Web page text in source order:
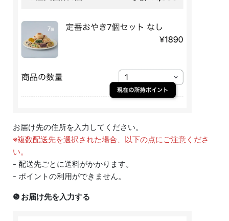
お届け先の住所を入力してください。
※複数配送先を選択された場合、以下の点にご注意くださ
い。
- 配送先ごとに送料がかかります。
- ポイントの利用ができません。
❺ お届け先を入力する